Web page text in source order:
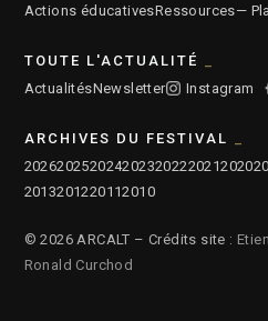
Actions éducativesRessources—
TOUTE L'ACTUALITÉ
ActualitésNewsletter Instagram
ARCHIVES DU FESTIVAL
2026202520242023202220212020
2013201220112010
© 2026 ARCALT – Crédits site :
Ronald Curchod